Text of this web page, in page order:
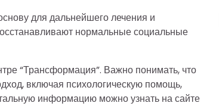
для дальнейшего лечения и
нормальные социальные
“Трансформация”. Важно понимать, что
включая психологическую помощь,
информацию можно узнать на сайте